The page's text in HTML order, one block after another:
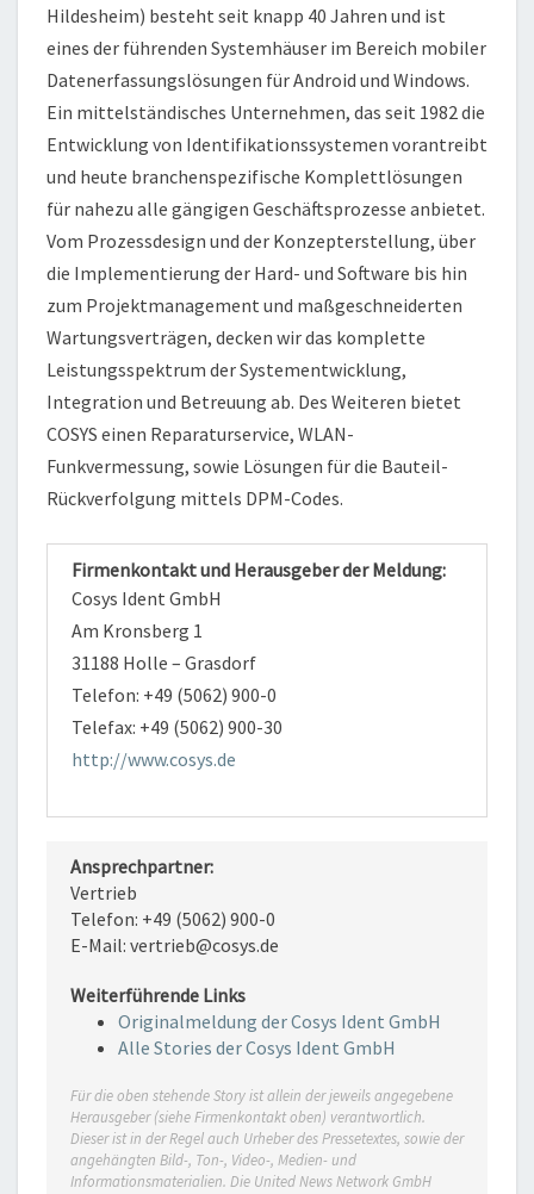
Hildesheim) besteht seit knapp 40 Jahren und ist
eines der führenden Systemhäuser im Bereich mobiler
Datenerfassungslösungen für Android und Windows.
Ein mittelständisches Unternehmen, das seit 1982 die
Entwicklung von Identifikationssystemen vorantreibt
und heute branchenspezifische Komplettlösungen
für nahezu alle gängigen Geschäftsprozesse anbietet.
Vom Prozessdesign und der Konzepterstellung, über
die Implementierung der Hard- und Software bis hin
zum Projektmanagement und maßgeschneiderten
Wartungsverträgen, decken wir das komplette
Leistungsspektrum der Systementwicklung,
Integration und Betreuung ab. Des Weiteren bietet
COSYS einen Reparaturservice, WLAN-
Funkvermessung, sowie Lösungen für die Bauteil-
Rückverfolgung mittels DPM-Codes.
Firmenkontakt und Herausgeber der Meldung:
Cosys Ident GmbH
Am Kronsberg 1
31188 Holle – Grasdorf
Telefon: +49 (5062) 900-0
Telefax: +49 (5062) 900-30
http://www.cosys.de
Ansprechpartner:
Vertrieb
Telefon: +49 (5062) 900-0
E-Mail: vertrieb@cosys.de
Weiterführende Links
Originalmeldung der Cosys Ident GmbH
Alle Stories der Cosys Ident GmbH
Für die oben stehende Story ist allein der jeweils angegebene
Herausgeber (siehe Firmenkontakt oben) verantwortlich.
Dieser ist in der Regel auch Urheber des Pressetextes, sowie der
angehängten Bild-, Ton-, Video-, Medien- und
Informationsmaterialien. Die United News Network GmbH